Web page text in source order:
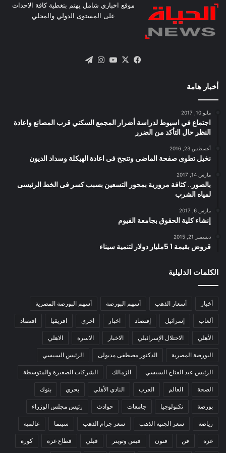
موقع اخباري شامل يهتم بتغطية كافة الاحداث
على المستوى الدولي والمحلي
فيسبوك
X يوتيوبانستقرام
أخبار هامة
مايو 10, 2017
اجتماع في اسيوط لدراسة أضرار المجمع السكني قرب المصانع واعادة
النظر حال التأكد من الضرر
أغسطس 23, 2016
نخيل تطوى صفحة الماضى وتنجح فى اعادة الهيكلة وسداد الديون
مارس 14, 2017
بالصور.. كثافة مرورية بمحور التسعين بسبب كسر فى الخط الرئيسى
لمياه الشرب
مارس 6, 2017
إنشاء كلية الحقوق بجامعة الفيوم
ديسمبر 21, 2015
قروض بقيمة 1 5مليار دولار لتنمية سيناء
الكلمات الدليلية
أخبار أسعار الذهب أسهم البورصة أسهم البورصة المصرية
ألعاب إسرائيل إقتصاد اخبار اخري افريقيا اقتصاد
الأهلي الاحتلال الإسرائيلي الاخبار الاسرة الاهلي
البورصة المصرية الدكتور مصطفى مدبولى الرئيس السيسي
الرئيس عبد الفتاح السيسي الزمالك الشركات الصغيرة والمتوسطة
الصحة العالم العرب النادي الأهلي بحري بنوك
بورصة تكنولوجيا جامعات حوادث رئيس مجلس الوزراء
رياضة سعر الجنيه الذهب سعر جرام الذهب سينما عالمية
غزة فن فنون فيس وتويتر قبلي قطاع غزة كورة